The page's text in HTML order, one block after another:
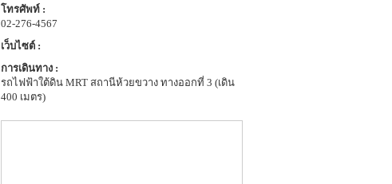
โทรศัพท์ :
02-276-4567
เว็บไซต์ :
การเดินทาง :
รถไฟฟ้าใต้ดิน MRT สถานีห้วยขวาง ทางออกที่ 3 (เดิน
400 เมตร)